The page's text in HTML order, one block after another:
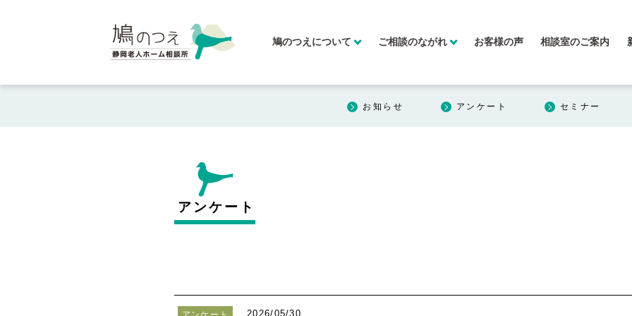
鳩のつえについて ご相談のながれ お客様の声 相談室のご案内
お知らせ アンケート セミナー
アンケート
2026/05/30